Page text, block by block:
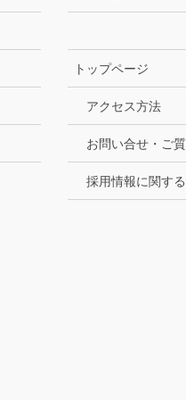
トップページ
アクセス方法
お問い合せ・ご
採用情報に関す